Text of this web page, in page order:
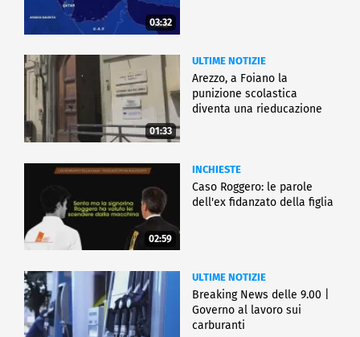
03:32
01:33
ULTIME NOTIZIE
Arezzo, a Foiano la
punizione scolastica
diventa una rieducazione
02:59
INCHIESTE
Caso Roggero: le parole
dell'ex fidanzato della figlia
ULTIME NOTIZIE
Breaking News delle 9.00 |
Governo al lavoro sui
carburanti